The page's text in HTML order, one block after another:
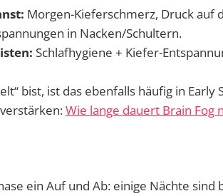
Morgen-Kieferschmerz, Druck auf
in Nacken/Schultern.
Schlafhygiene + Kiefer-
bist, ist das ebenfalls häufig in Early
Wie lange dauert Brain Fog
ein Auf und Ab: einige Nächte sind